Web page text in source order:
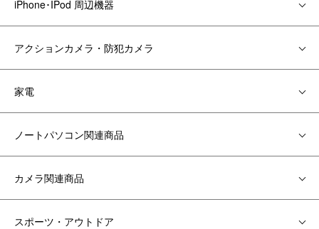
iPhone･IPod 周辺機器
アクションカメラ・防犯カメラ
家電
ノートパソコン関連商品
カメラ関連商品
スポーツ・アウトドア